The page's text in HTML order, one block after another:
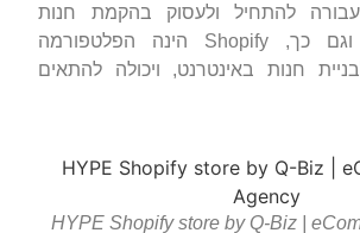
להתחיל ולעסוק בהקמת חנות
אינטרנטית. כך וגם כך, Shopify הינה הפלטפורמה
חנות באינטרנט, ויכולה להתאים
HYPE Shopify store by Q-Biz |